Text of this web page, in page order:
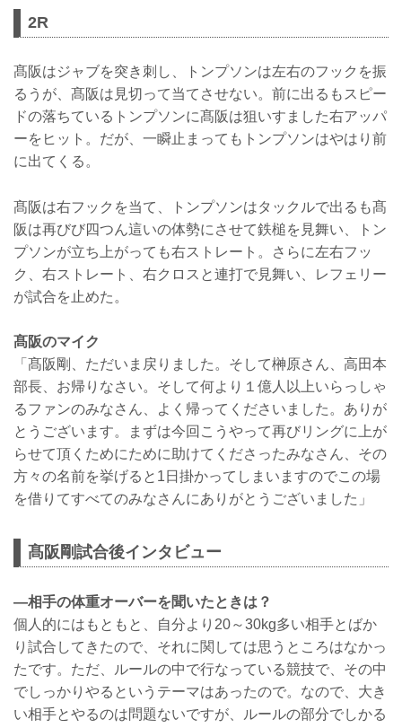
2R
髙阪はジャブを突き刺し、トンプソンは左右のフックを振
るうが、髙阪は見切って当てさせない。前に出るもスピー
ドの落ちているトンプソンに髙阪は狙いすました右アッパ
ーをヒット。だが、一瞬止まってもトンプソンはやはり前
に出てくる。
髙阪は右フックを当て、トンプソンはタックルで出るも髙
阪は再びび四つん這いの体勢にさせて鉄槌を見舞い、トン
プソンが立ち上がっても右ストレート。さらに左右フッ
ク、右ストレート、右クロスと連打で見舞い、レフェリー
が試合を止めた。
髙阪のマイク
「髙阪剛、ただいま戻りました。そして榊原さん、高田本
部長、お帰りなさい。そして何より１億人以上いらっしゃ
るファンのみなさん、よく帰ってくださいました。ありが
とうございます。まずは今回こうやって再びリングに上が
らせて頂くためにために助けてくださったみなさん、その
方々の名前を挙げると1日掛かってしまいますのでこの場
を借りてすべてのみなさんにありがとうございました」
髙阪剛試合後インタビュー
―相手の体重オーバーを聞いたときは？
個人的にはもともと、自分より20～30kg多い相手とばか
り試合してきたので、それに関しては思うところはなかっ
たです。ただ、ルールの中で行なっている競技で、その中
でしっかりやるというテーマはあったので。なので、大き
い相手とやるのは問題ないですが、ルールの部分でしかる